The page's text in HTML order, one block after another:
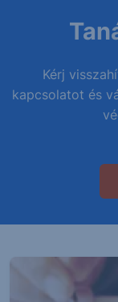
Kérj
kapcsolatot és